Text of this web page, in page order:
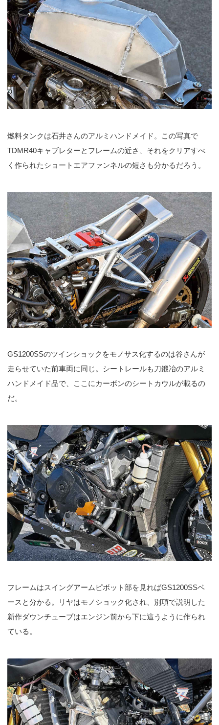
燃料タンクは石井さんのアルミハンドメイド。この写真で
TDMR40キャブレターとフレームの近さ、それをクリアすべ
く作られたショートエアファンネルの短さも分かるだろう。
GS1200SSのツインショックをモノサス化するのは谷さんが
走らせていた前車両に同じ。シートレールも刀鍛冶のアルミ
ハンドメイド品で、ここにカーボンのシートカウルが載るの
だ。
フレームはスイングアームピボット部を見ればGS1200SSベ
ースと分かる。リヤはモノショック化され、別項で説明した
新作ダウンチューブはエンジン前から下に這うように作られ
ている。